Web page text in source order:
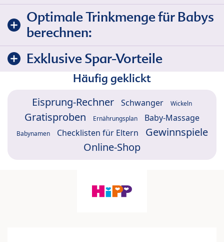
Optimale Trinkmenge für Babys
berechnen:
Exklusive Spar-Vorteile
Häufig geklickt
Eisprung-Rechner Schwanger Wickeln
Gratisproben Ernährungsplan Baby-Massage
Babynamen Checklisten für Eltern
Gewinnspiele
Online-Shop